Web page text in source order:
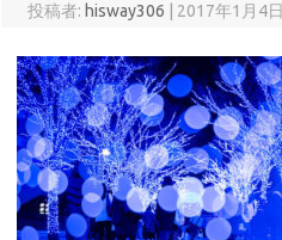
投稿者: hisway306 2017年1月4日